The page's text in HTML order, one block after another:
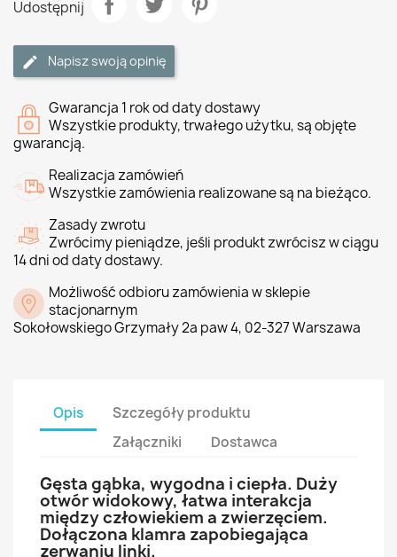
Udostępnij
Napisz swoją opinię
Gwarancja 1 rok od daty dostawy
Wszystkie produkty, trwałego użytku, są objęte
gwarancją.
Realizacja zamówień
Wszystkie zamówienia realizowane są na bieżąco.
Zasady zwrotu
Zwrócimy pieniądze, jeśli produkt zwrócisz w ciągu
14 dni od daty dostawy.
Możliwość odbioru zamówienia w sklepie
stacjonarnym
Sokołowskiego Grzymały 2a paw 4, 02-327 Warszawa
Opis
Szczegóły produktu
Załączniki
Dostawca
Gęsta gąbka, wygodna i ciepła. Duży
otwór widokowy, łatwa interakcja
między człowiekiem a zwierzęciem.
Dołączona klamra zapobiegająca
zerwaniu linki.